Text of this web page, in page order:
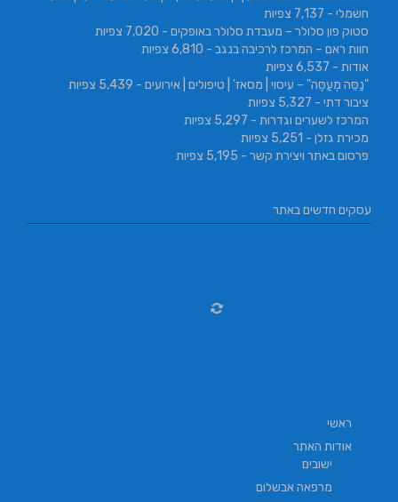
חשמלי - 7,137 צפיות
סטוק פון סלולר – מעבדת סלולר באופקים - 7,020 צפיות
חוות ראם – המרכז לרכיבה בנגב - 6,810 צפיות
אודות - 6,537 צפיות
"נַסֵּה מְעַסֶּה" – עיסוי | מסאז' | טיפולים | אירועים - 5,439 צפיות
ציבור דתי - 5,327 צפיות
המרכז לשערים וגדרות - 5,297 צפיות
מכירת גזלן - 5,251 צפיות
פרסום באתר ויצירת קשר - 5,195 צפיות
עסקים חדשים באתר
ראשי
אודות האתר
ישובים
מרפאה אבשלום